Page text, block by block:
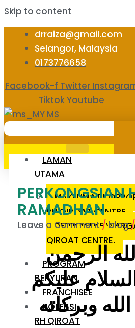
Skip to content
drraiza@gmail.com
Selangor, Malaysia
0173776658
Facebook-f Twitter
TiktokYoutube
MS
LAMAN
UTAMA
MAKLUMAT
RH QIROAT CENTRE
DEDIKASI KE
QIROAT CENTRE.
PROGRAM
BERYURAN
FRANCHISEE
KOLEKSI
RH QIROAT
PERKONGSIAN
RAMADHAN
Leave a Comment/blog/
الرحمن
عليكم
وبركاته